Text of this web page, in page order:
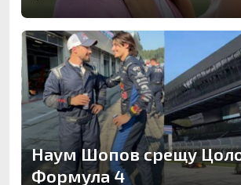
Наум Шопов срещу
Формула 4